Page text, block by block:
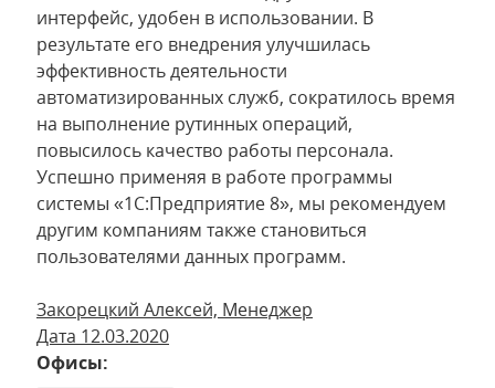
интерфейс, удобен в использовании. В
результате его внедрения улучшилась
эффективность деятельности
автоматизированных служб, сократилось время
на выполнение рутинных операций,
повысилось качество работы персонала.
Успешно применяя в работе программы
системы «1С:Предприятие 8», мы рекомендуем
другим компаниям также становиться
пользователями данных программ.
Закорецкий Алексей, Менеджер
Дата 12.03.2020
Офисы: